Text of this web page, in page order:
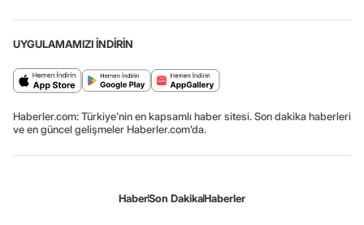
UYGULAMAMIZI İNDİRİN
Haberler.com: Türkiye’nin en kapsamlı haber sitesi. Son dakika haberleri
ve en güncel gelişmeler Haberler.com’da.
HaberSon DakikaHaberler